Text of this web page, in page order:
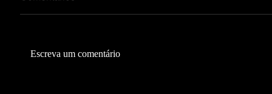
Escreva um comentário